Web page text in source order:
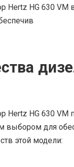
Hertz HG 630 VM
Hertz HG 630 VM
выбором для
этой модели: